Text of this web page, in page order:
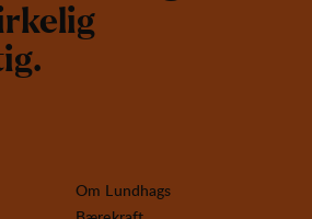
rkelig
ig.
Om Lundhags